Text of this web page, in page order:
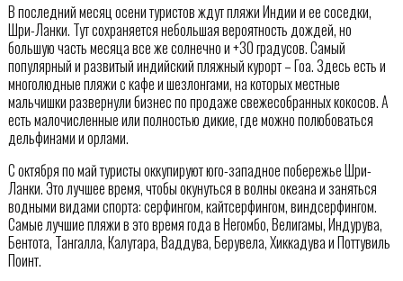
В последний месяц осени туристов ждут пляжи Индии и ее соседки,
Шри-Ланки. Тут сохраняется небольшая вероятность дождей, но
большую часть месяца все же солнечно и +30 градусов. Самый
популярный и развитый индийский пляжный курорт – Гоа. Здесь есть и
многолюдные пляжи с кафе и шезлонгами, на которых местные
мальчишки развернули бизнес по продаже свежесобранных кокосов. А
есть малочисленные или полностью дикие, где можно полюбоваться
дельфинами и орлами.
С октября по май туристы оккупируют юго-западное побережье Шри-
Ланки. Это лучшее время, чтобы окунуться в волны океана и заняться
водными видами спорта: серфингом, кайтсерфингом, виндсерфингом.
Самые лучшие пляжи в это время года в Негомбо, Велигамы, Индурува,
Бентота, Тангалла, Калутара, Ваддува, Берувела, Хиккадува и Поттувиль
Поинт.